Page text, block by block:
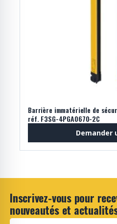
Barrière immatérielle de
réf. F3SG-4PGA0670-2C
Demander
Inscrivez-vous pour
nouveautés et